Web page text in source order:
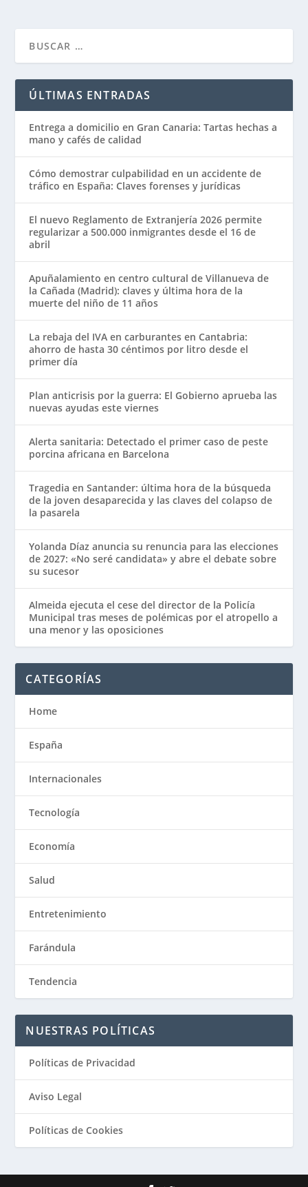
ÚLTIMAS ENTRADAS
Entrega a domicilio en Gran Canaria: Tartas hechas a
mano y cafés de calidad
Cómo demostrar culpabilidad en un accidente de
tráfico en España: Claves forenses y jurídicas
El nuevo Reglamento de Extranjería 2026 permite
regularizar a 500.000 inmigrantes desde el 16 de
abril
Apuñalamiento en centro cultural de Villanueva de
la Cañada (Madrid): claves y última hora de la
muerte del niño de 11 años
La rebaja del IVA en carburantes en Cantabria:
ahorro de hasta 30 céntimos por litro desde el
primer día
Plan anticrisis por la guerra: El Gobierno aprueba las
nuevas ayudas este viernes
Alerta sanitaria: Detectado el primer caso de peste
porcina africana en Barcelona
Tragedia en Santander: última hora de la búsqueda
de la joven desaparecida y las claves del colapso de
la pasarela
Yolanda Díaz anuncia su renuncia para las elecciones
de 2027: «No seré candidata» y abre el debate sobre
su sucesor
Almeida ejecuta el cese del director de la Policía
Municipal tras meses de polémicas por el atropello a
una menor y las oposiciones
CATEGORÍAS
Home
España
Internacionales
Tecnología
Economía
Salud
Entretenimiento
Farándula
Tendencia
NUESTRAS POLÍTICAS
Políticas de Privacidad
Aviso Legal
Políticas de Cookies